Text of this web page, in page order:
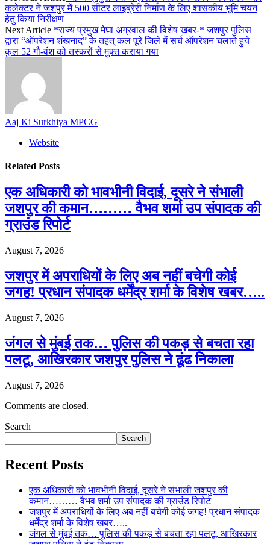
कलेक्टर ने जशपुर में 500 सीटर लाइब्रेरी निर्माण के लिए शासकीय भूमि चयन
हेतु किया निरीक्षण
Next Article *राज्य प्रमुख मेघा अग्रवाल की विशेष खबर-* जशपुर पुलिस
द्वारा “ऑपरेशन शंखनाद” के तहत् कल पूरे जिले में सर्च ऑपरेशन चलाते हुये
कुल 52 गौ-वंश को तस्करों से मुक्त कराया गया
Aaj Ki Surkhiya MPCG
Website
Related Posts
एक अधिकारी को भावभीनी विदाई, दूसरे ने संभाली
जशपुर की कमान……… वैभव शर्मा उप संपादक की
ग्राउंड रिपोर्ट
August 7, 2026
जशपुर में अपराधियों के लिए अब नहीं बचेगी कोई
जगह! प्रधान संपादक धर्मेंद्र शर्मा के विशेष खबर…..
August 7, 2026
जंगल से मुंबई तक… पुलिस की पकड़ से बचता रहा
पलटू, आखिरकार जशपुर पुलिस ने ढूंढ निकाला
August 7, 2026
Comments are closed.
Search
Search
Recent Posts
एक अधिकारी को भावभीनी विदाई, दूसरे ने संभाली जशपुर की
कमान……… वैभव शर्मा उप संपादक की ग्राउंड रिपोर्ट
जशपुर में अपराधियों के लिए अब नहीं बचेगी कोई जगह! प्रधान संपादक
धर्मेंद्र शर्मा के विशेष खबर…..
जंगल से मुंबई तक… पुलिस की पकड़ से बचता रहा पलटू, आखिरकार